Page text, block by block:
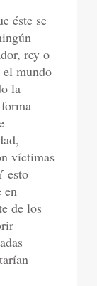
éste se
rey o
mundo
la
víctimas
esto
en
de los